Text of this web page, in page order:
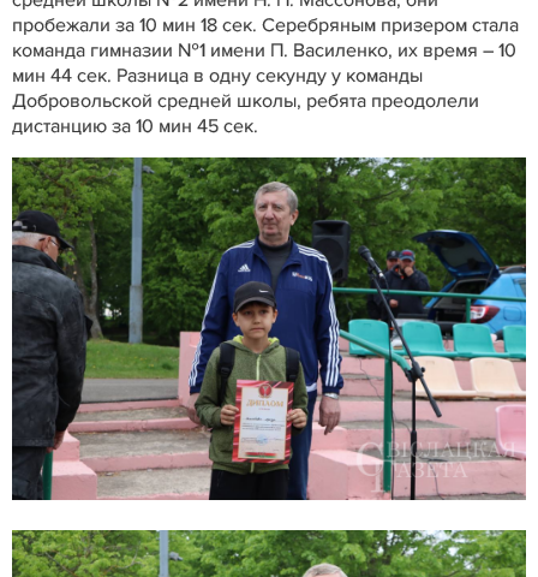
пробежали за 10 мин 18 сек. Серебряным призером стала
команда гимназии №1 имени П. Василенко, их время – 10
мин 44 сек. Разница в одну секунду у команды
Добровольской средней школы, ребята преодолели
дистанцию за 10 мин 45 сек.